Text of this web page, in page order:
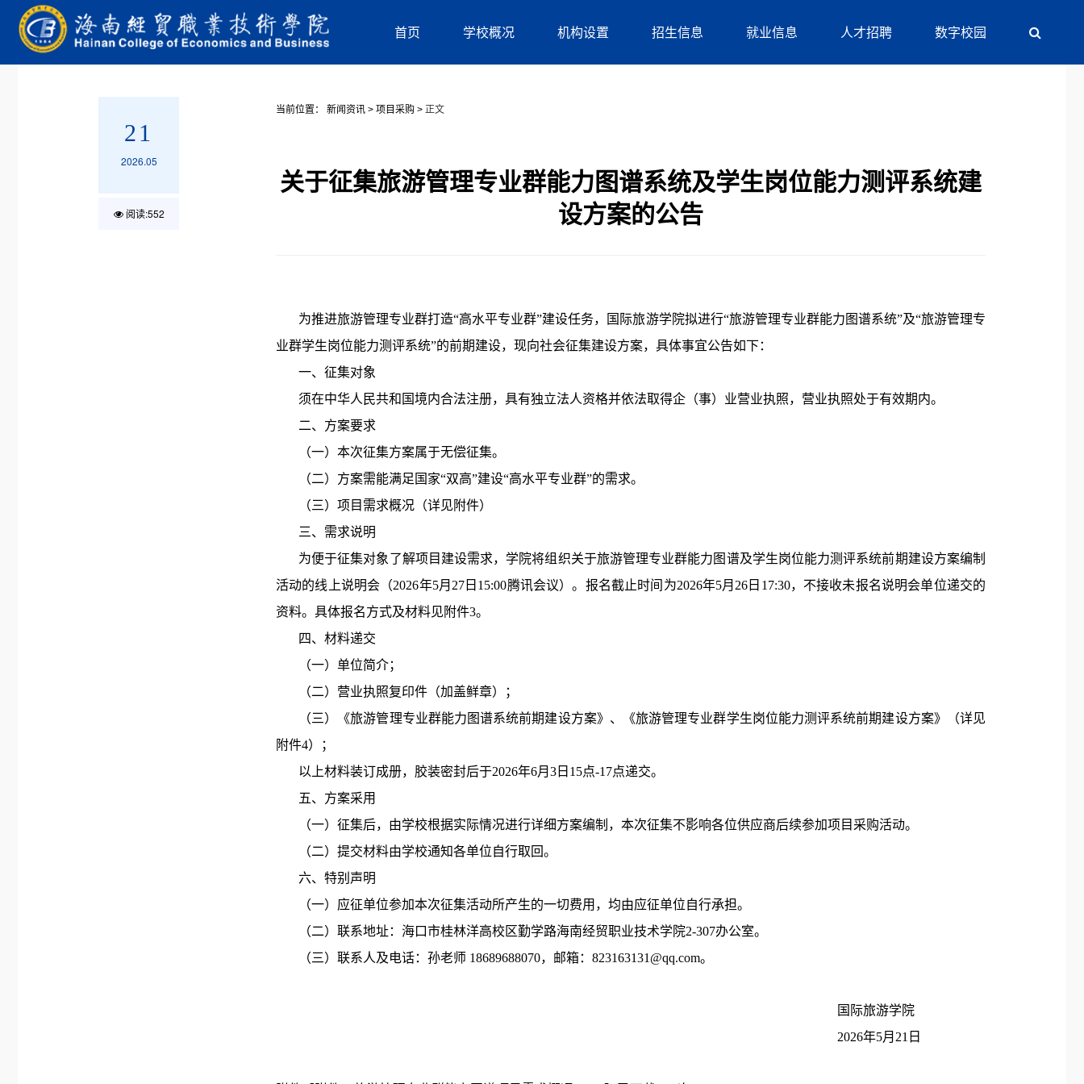
首页 学校概况 机构设置 招生信息 就业信息 人才招聘 数字校园
21
2026.05
阅读:552
当前位置： 新闻资讯 > 项目采购 > 正文
关于征集旅游管理专业群能力图谱系统及学生岗位能力测评系统建
设方案的公告
为推进旅游管理专业群打造“高水平专业群”建设任务，国际旅游学院拟进行“旅游管理专业群能力图谱系统”及“旅游管理专
业群学生岗位能力测评系统”的前期建设，现向社会征集建设方案，具体事宜公告如下：
一、征集对象
须在中华人民共和国境内合法注册，具有独立法人资格并依法取得企（事）业营业执照，营业执照处于有效期内。
二、方案要求
（一）本次征集方案属于无偿征集。
（二）方案需能满足国家“双高”建设“高水平专业群”的需求。
（三）项目需求概况（详见附件）
三、需求说明
为便于征集对象了解项目建设需求，学院将组织关于旅游管理专业群能力图谱及学生岗位能力测评系统前期建设方案编制
活动的线上说明会（2026年5月 27 日 15:00腾讯会议）。报名截止时间为2026年5月 26 日 17:30，不接收未报名说明会单位递交的
资料。具体报名方式及材料见附件3。
四、材料递交
（一）单位简介；
（二）营业执照复印件（加盖鲜章）；
（三）《旅游管理专业群能力图谱系统前期建设方案》、《旅游管理专业群学生岗位能力测评系统前期建设方案》（详见
附件4）；
以上材料装订成册，胶装密封后于2026年6月 3 日 15点-17点递交。
五、方案采用
（一）征集后，由学校根据实际情况进行详细方案编制，本次征集不影响各位供应商后续参加项目采购活动。
（二）提交材料由学校通知各单位自行取回。
六、特别声明
（一）应征单位参加本次征集活动所产生的一切费用，均由应征单位自行承担。
（二）联系地址：海口市桂林洋高校区勤学路海南经贸职业技术学院2-307办公室。
（三）联系人及电话：孙老师 18689688070，邮箱：823163131@qq.com。
国际旅游学院
2026年5月 21 日